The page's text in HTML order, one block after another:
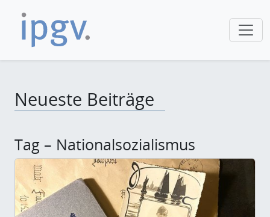
Neueste Beiträge
Tag – Nationalsozialismus